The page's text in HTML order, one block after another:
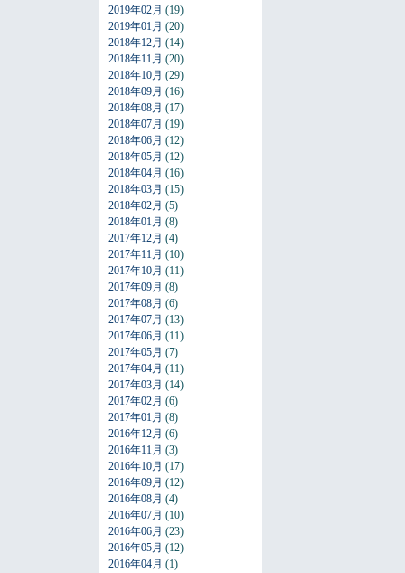
2019年02月 (19)
2019年01月 (20)
2018年12月 (14)
2018年11月 (20)
2018年10月 (29)
2018年09月 (16)
2018年08月 (17)
2018年07月 (19)
2018年06月 (12)
2018年05月 (12)
2018年04月 (16)
2018年03月 (15)
2018年02月 (5)
2018年01月 (8)
2017年12月 (4)
2017年11月 (10)
2017年10月 (11)
2017年09月 (8)
2017年08月 (6)
2017年07月 (13)
2017年06月 (11)
2017年05月 (7)
2017年04月 (11)
2017年03月 (14)
2017年02月 (6)
2017年01月 (8)
2016年12月 (6)
2016年11月 (3)
2016年10月 (17)
2016年09月 (12)
2016年08月 (4)
2016年07月 (10)
2016年06月 (23)
2016年05月 (12)
2016年04月 (1)